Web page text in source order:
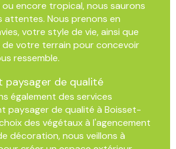
encore tropical, nous saurons
attentes. Nous prenons en
votre style de vie, ainsi que
votre terrain pour concevoir
ressemble.
paysager de qualité
également des services
paysager de qualité à Boisset-
des végétaux à l'agencement
décoration, nous veillons à